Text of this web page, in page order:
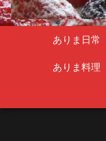
ありま日常
ありま料理